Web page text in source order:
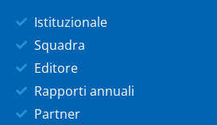
Istituzionale
Squadra
Editore
Rapporti annuali
Partner